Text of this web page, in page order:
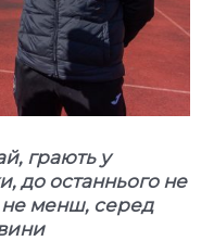
грають у
до останнього не
не менш, серед